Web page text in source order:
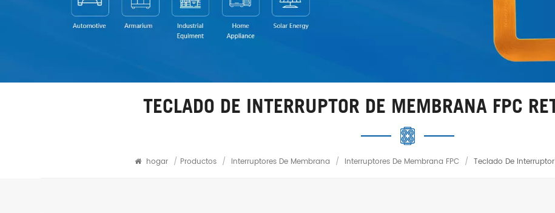
TECLADO DE INTERRUPTOR DE MEMBRANA FPC
hogar / Productos / Interruptores De Membrana / Interruptores De Membrana FPC / Teclado De